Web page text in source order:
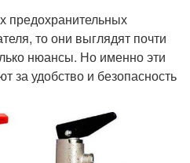
предохранительных
то они выглядят почти
нюансы. Но именно эти
за удобство и безопасность